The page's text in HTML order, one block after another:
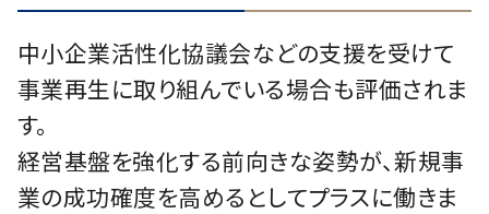
中小企業活性化協議会などの支援を受けて
事業再生に取り組んでいる場合も評価されま
す。
経営基盤を強化する前向きな姿勢が、新規事
業の成功確度を高めるとしてプラスに働きま